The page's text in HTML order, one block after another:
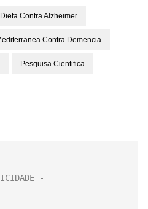
Dieta Contra Alzheimer
Contra Demencia
Pesquisa Cientifica